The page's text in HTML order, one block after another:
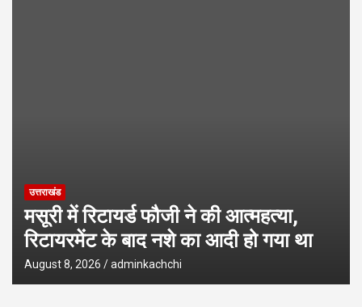
उत्तराखंड
मसूरी में रिटायर्ड फौजी ने की आत्महत्या,
रिटायरमेंट के बाद नशे का आदी हो गया था
August 8, 2026 adminkachchi